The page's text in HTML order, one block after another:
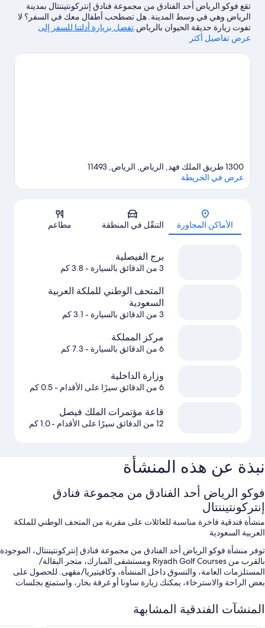
تقع فوكو الرياض أحد الفنادق من مجموعة فنادق إنتركونتيننتال بمدينة
الرياض وهي في وسط المدينة. هل تصطحب أطفال معك في السفر؟ لا
تفوت زيارة حديقة الحيوان بالرياض.تفضل بزيارة أدلتنا للسفر إلى
الرياض
عرض تفاصيل أكثر
الخريطة
1300 طريق الملك فهد, الرياض, الرياض, 11493
عرض في الخريطة
الأماكن المجاورة التنقّل في المنطقة مطاعم
برج الفيصلية
3 من الدقائق بالسيارة - 3.8 كم
المتحف الوطني للملكة العربية
السعودية
3 من الدقائق بالسيارة - 3.1 كم
مركز المملكة
6 من الدقائق بالسيارة - 7.3 كم
وزارة الداخلية
6 من الدقائق سيرًا على الأقدام - 0.5 كم
قاعة مؤتمرات الملك فيصل
12 من الدقائق سيرًا على الأقدام - 1.0 كم
نبذة عن هذه المنشأة
فوكو الرياض أحد الفنادق من مجموعة فنادق
إنتركونتيننتال
منشأة فندقية فاخرة مناسبة للعائلات على مقربة من المتحف الوطني للملكة
العربية السعودية
توفر منشأة فوكو الرياض أحد الفنادق من مجموعة فنادق إنتركونتيننتال، الموجودة
بالقرب من Riyadh Golf Courses ومستشفى المبارك، متجر البقالة/
المستلزمات العامة، والتسوق داخل المنشأة، وكافيتيريا/مقهى. للحصول على
بعض الراحة والاسترخاء، يمكنك زيارة ساونا أو غرفة بخار، واستمتع بجلسات
ووجبة ليلية خفيفة، والأطباق العالمية.يتوفر واي فاي مجاني داخل الغرفة لكل
النزلاء، بجانب متنزه للأطفال وصالون لتصفيف الشعر.
المنشآت الفندقية المشابهة